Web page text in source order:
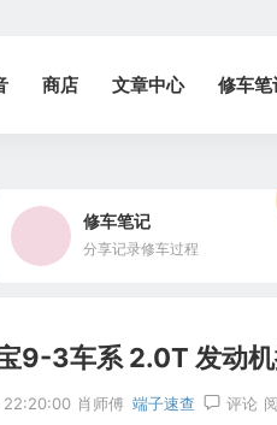
商店 文章中心 修车笔
修车笔记
分享记录修车过程
9-3车系 2.0T 发动
22:20:00 肖师傅 端子速查 评论